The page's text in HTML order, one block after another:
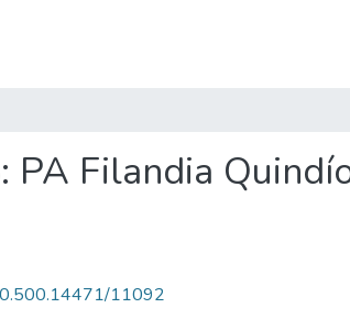
Filandia
11092